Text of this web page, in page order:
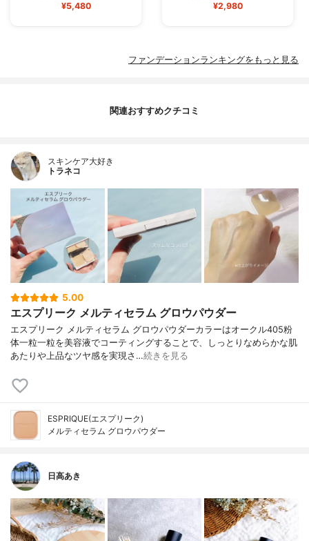
¥5,480 ¥2,980
ファンデーションランキングをもっと見る
関連おすすめクチコミ
スキンケア大好き
トラネコ
5.00
エスプリーク メルティセラム グロウパウダー
エスプリーク メルティセラム グロウパウダーカラーはオークル405粉
体一粒一粒を美容液でコーティングすることで、しっとりなめらかな肌
あたりや上品なツヤ感を実現さ…続きを見る
ESPRIQUE(エスプリーク)
メルティセラム グロウパウダー
日高あき